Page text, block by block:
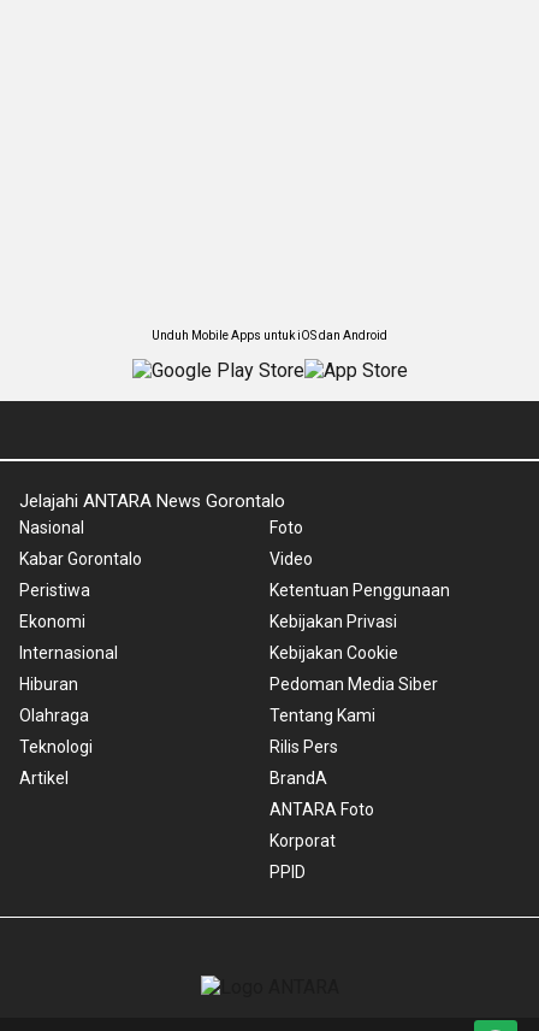
Unduh Mobile Apps untuk iOS dan Android
Jelajahi ANTARA News Gorontalo
Nasional
Kabar Gorontalo
Peristiwa
Ekonomi
Internasional
Hiburan
Olahraga
Teknologi
Artikel
Foto
Video
Ketentuan Penggunaan
Kebijakan Privasi
Kebijakan Cookie
Pedoman Media Siber
Tentang Kami
Rilis Pers
BrandA
ANTARA Foto
Korporat
PPID